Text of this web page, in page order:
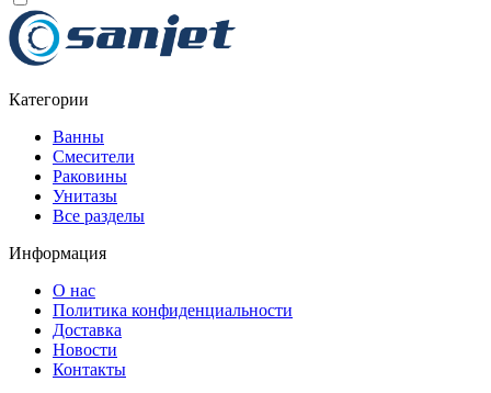
Категории
Ванны
Смесители
Раковины
Унитазы
Все разделы
Информация
О нас
Политика конфиденциальности
Доставка
Новости
Контакты